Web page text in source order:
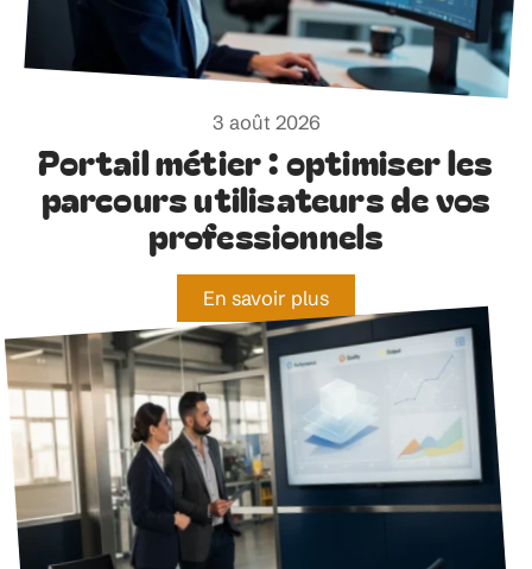
3 août 2026
Portail métier : optimiser les
parcours utilisateurs de vos
professionnels
En savoir plus